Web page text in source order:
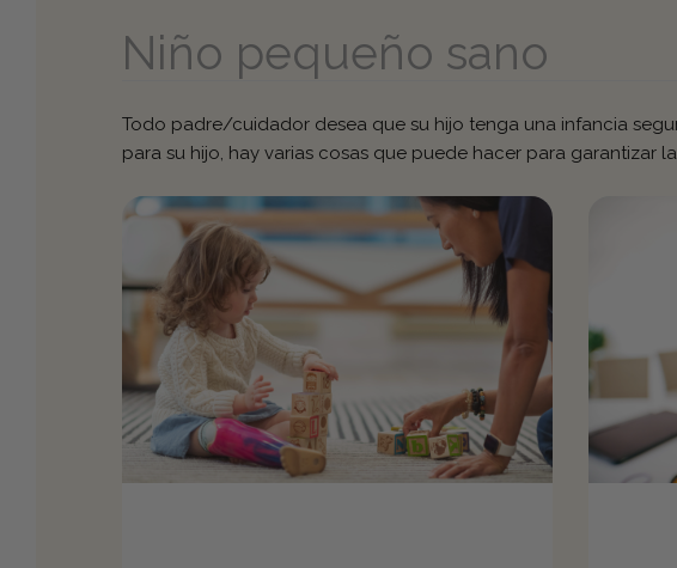
Niño pequeño sano
Todo padre/cuidador desea que su hijo tenga una infancia
para su hijo, hay varias cosas que puede hacer para garantizar